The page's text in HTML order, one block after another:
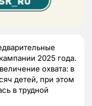
2025 года.
охвата: в
детей, при этом
в трудной